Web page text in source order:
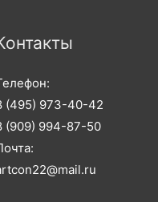
(495) 973-40-42
(909) 994-87-50